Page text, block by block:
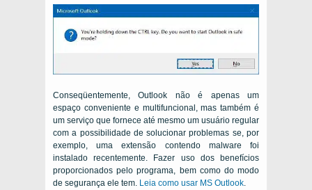
Conseqüentemente, Outlook não é apenas um
espaço conveniente e multifuncional, mas também é
um serviço que fornece até mesmo um usuário regular
com a possibilidade de solucionar problemas se, por
exemplo, uma extensão contendo malware foi
instalado recentemente. Fazer uso dos benefícios
proporcionados pelo programa, bem como do modo
de segurança ele tem. Leia como usar MS Outlook.